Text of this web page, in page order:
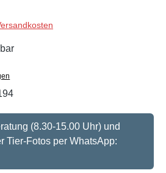
(8.30-15.00 Uhr) und
Tier-Fotos per WhatsApp: